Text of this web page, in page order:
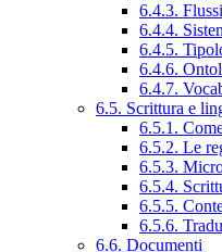
6.4.3.
6.4.4.
6.4.5.
6.4.6.
6.4.7.
6.5. Scrittura e
6.5.1.
6.5.2. Le
6.5.3.
6.5.4.
6.5.5.
6.5.6.
6.6. Documenti